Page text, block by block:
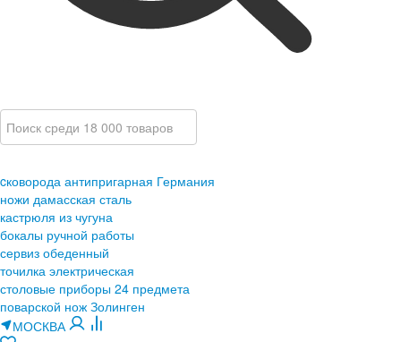
cковорода антипригарная Германия
ножи дамасская сталь
кастрюля из чугуна
бокалы ручной работы
сервиз обеденный
точилка электрическая
столовые приборы 24 предмета
поварской нож Золинген
МОСКВА